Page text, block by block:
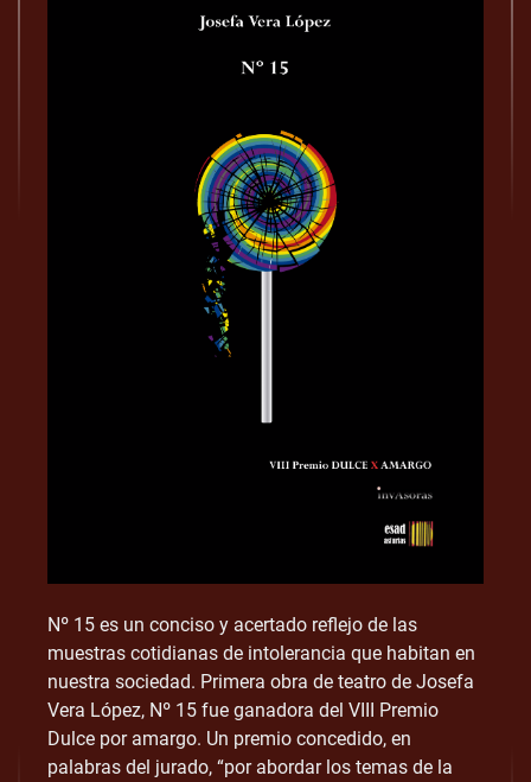
Nº 15 es un conciso y acertado reflejo de las
muestras cotidianas de intolerancia que habitan en
nuestra sociedad. Primera obra de teatro de Josefa
Vera López, Nº 15 fue ganadora del VIII Premio
Dulce por amargo. Un premio concedido, en
palabras del jurado, “por abordar los temas de la